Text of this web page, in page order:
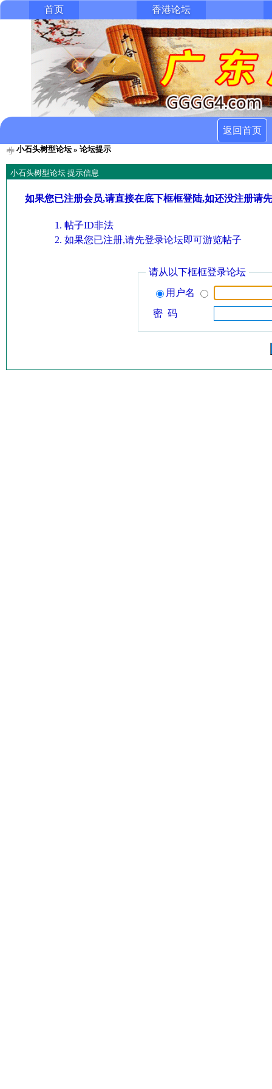
首页 香港论坛
返回首页
小石头树型论坛» 论坛提示
小石头树型论坛 提示信息
如果您已注册会员,请直接在底下框框登陆,如还没注册请
帖子ID非法
如果您已注册,请先登录论坛即可游览帖子
请从以下框框登录论坛
用户名
密 码